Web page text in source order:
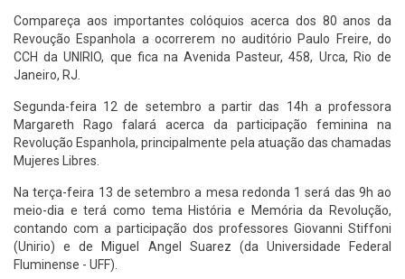
Compareça aos importantes colóquios acerca dos 80 anos da
Revoução Espanhola a ocorrerem no auditório Paulo Freire, do
CCH da UNIRIO, que fica na Avenida Pasteur, 458, Urca, Rio de
Janeiro, RJ.
Segunda-feira 12 de setembro a partir das 14h a professora
Margareth Rago falará acerca da participação feminina na
Revolução Espanhola, principalmente pela atuação das chamadas
Mujeres Libres.
Na terça-feira 13 de setembro a mesa redonda 1 será das 9h ao
meio-dia e terá como tema História e Memória da Revolução,
contando com a participação dos professores Giovanni Stiffoni
(Unirio) e de Miguel Angel Suarez (da Universidade Federal
Fluminense - UFF).